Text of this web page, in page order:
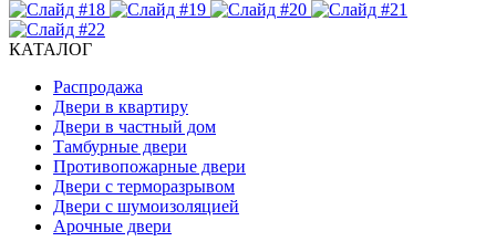
КАТАЛОГ
Распродажа
Двери в квартиру
Двери в частный дом
Тамбурные двери
Противопожарные двери
Двери с терморазрывом
Двери с шумоизоляцией
Арочные двери